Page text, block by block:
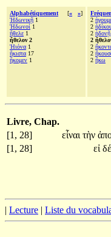
Alphabétiquement [« »]
Ἠδωνικῇ 1
Ἠδωνοί 1
ἤθελε 1
ἤθελον 2
Ἠιόνα 1
ἥκιστα 17
ἥκομεν 1
2
2
2 ἡδονῇ
2
2
2
2 ἥκω
Livre, Chap.
[1, 28]
εἶναι τὴν
[1, 28]
εἰ δέ
| Lecture | Liste du